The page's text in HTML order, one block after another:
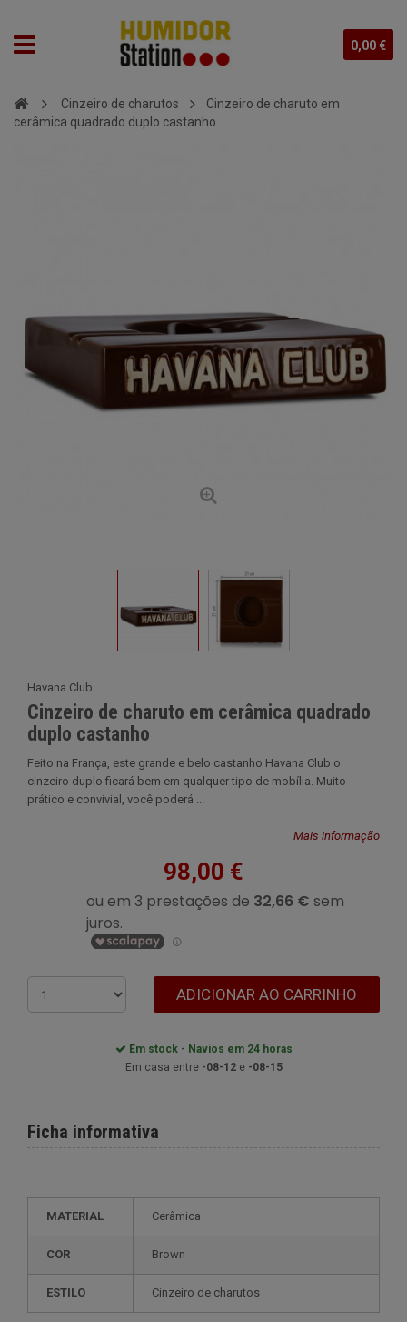
0,00 €
Cinzeiro de charutos
Cinzeiro de charuto em
cerâmica quadrado duplo castanho
Havana Club
Cinzeiro de charuto em cerâmica quadrado
duplo castanho
Feito na França, este grande e belo castanho Havana Club o
cinzeiro duplo ficará bem em qualquer tipo de mobília. Muito
prático e convivial, você poderá ...
Mais informação
98,00 €
ADICIONAR AO CARRINHO
Em stock - Navios em 24 horas
Em casa entre -08-12e -08-15
Ficha informativa
MATERIAL Cerâmica
COR Brown
ESTILO cinzeiro de charutos